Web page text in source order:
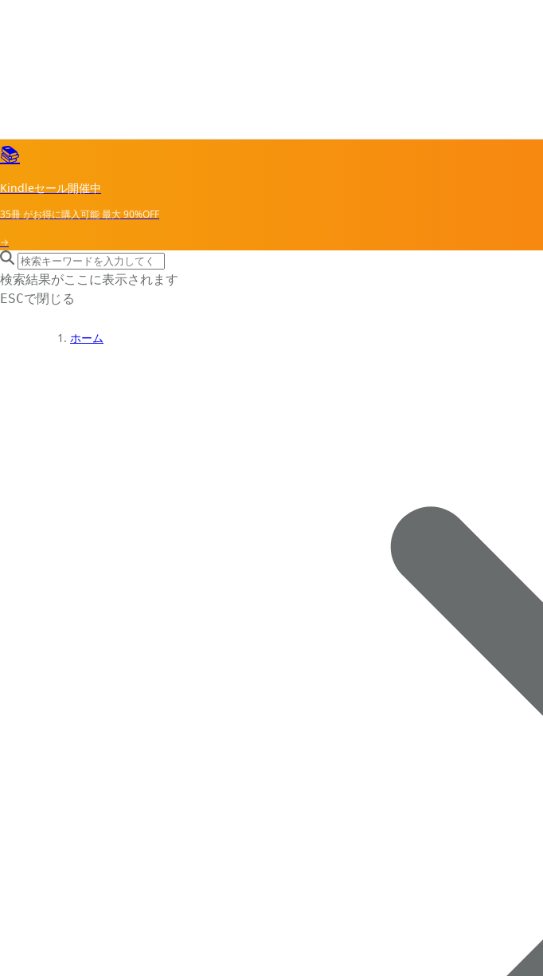
📚
Kindleセール開催中
35冊がお得に購入可能最大90%OFF
→
search icon
サイト内検索
検索結果がここに表示されます
ESCで閉じる
ホーム